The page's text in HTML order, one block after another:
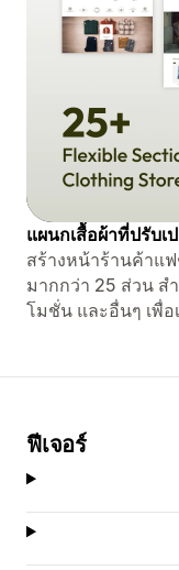
แผนกเสื้อผ้าที่ปรับ
สร้างหน้าร้านค้าแ
มากกว่า 25 ส่วน ส
โมชั่น และอื่นๆ เพื่อ
ฟีเจอร์